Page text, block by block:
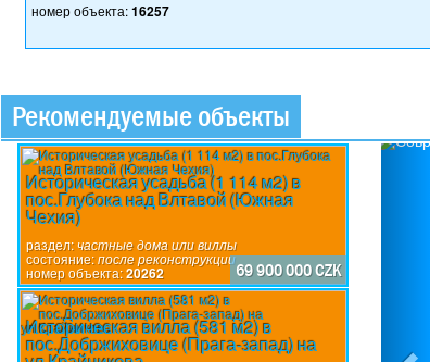
номер объекта:16257
Рекомендуемые объекты
Историческая усадьба (1 114 м2) в
пос.Глубока над Влтавой (Южная
Чехия)
раздел:частные дома или виллы
состояние:после реконструкции
номер объекта:20262 69 900 000 CZK
Историческая вилла (581 м2) в
пос.Добржиховице (Прага-запад) на